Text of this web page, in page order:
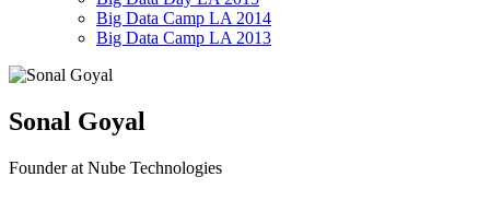
Big Data Camp LA 2014
Big Data Camp LA 2013
Sonal Goyal
Founder at Nube Technologies